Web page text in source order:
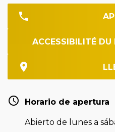
ACCESSIBILITÉ DU
Horario de apertura
Abierto de lunes a